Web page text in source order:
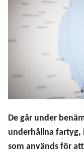
De går under
underhållna fartyg,
som används för